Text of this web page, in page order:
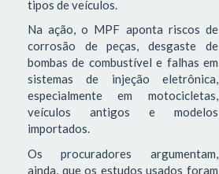
tipos de veículos.
Na ação, o MPF aponta riscos de
corrosão de peças, desgaste de
bombas de combustível e falhas em
sistemas de injeção eletrônica,
especialmente em motocicletas,
veículos antigos e modelos
importados.
Os procuradores argumentam,
ainda, que os estudos usados foram